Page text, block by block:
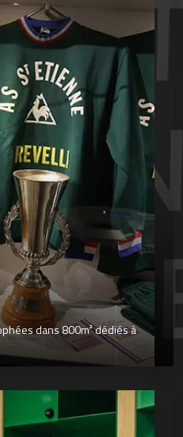
dans 800m² dédiés à